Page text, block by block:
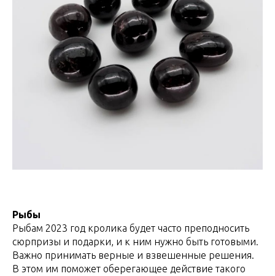
Рыбы
Рыбам 2023 год кролика будет часто преподносить
сюрпризы и подарки, и к ним нужно быть готовыми.
Важно принимать верные и взвешенные решения.
В этом им поможет оберегающее действие такого